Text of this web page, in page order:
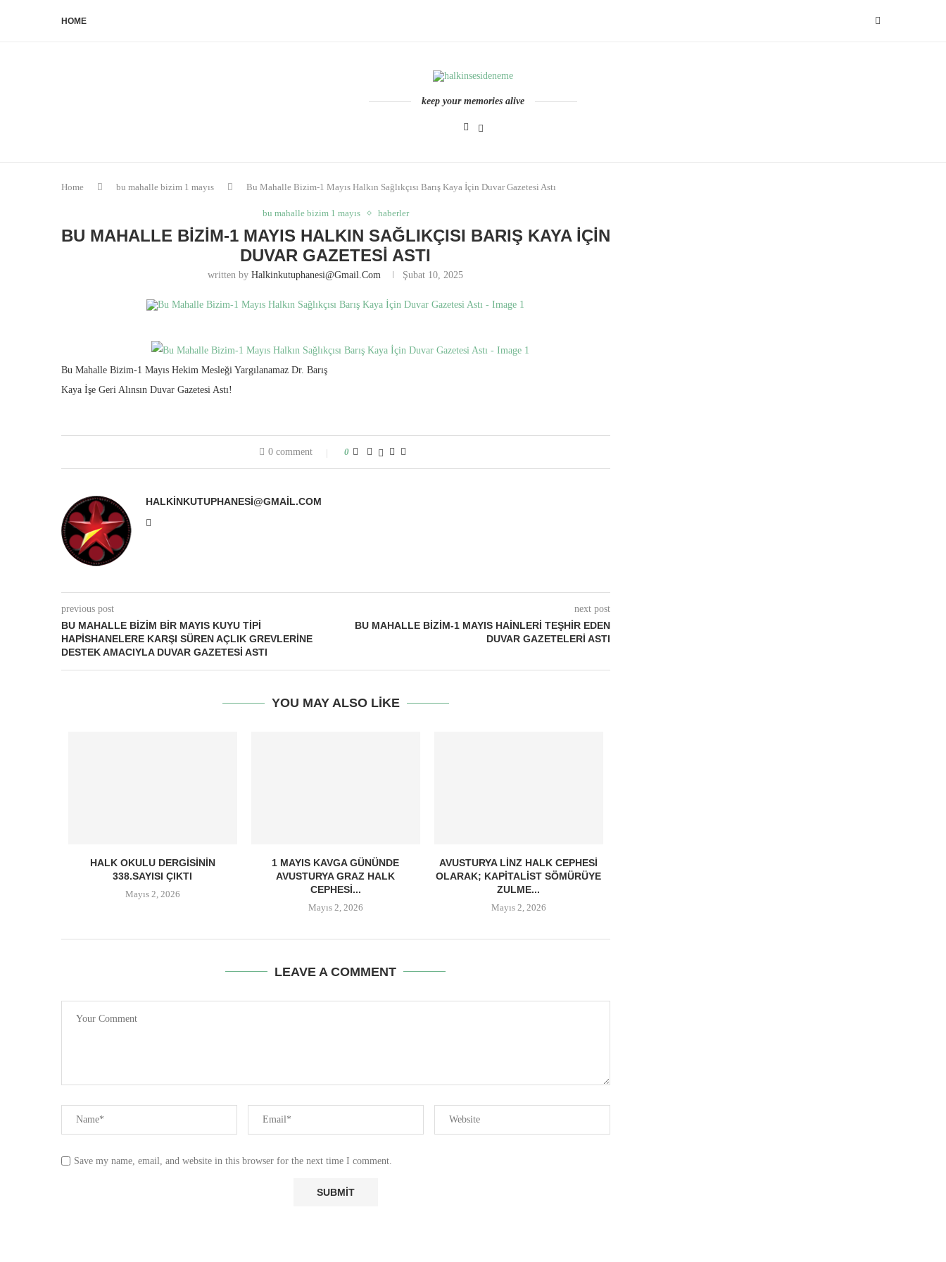
HOME
keep your memories alive
Home bu mahalle bizim 1 mayıs Bu Mahalle Bizim-1 Mayıs Halkın Sağlıkçısı Barış Kaya İçin Duvar Gazetesi Astı
bu mahalle bizim 1 mayıs haberler
BU MAHALLE BIZIM-1 MAYIS HALKIN SAĞLIKÇISI BARIŞ KAYA İÇIN
DUVAR GAZETESI ASTI
written byHalkinkutuphanesi@gmail.com Şubat 10, 2025
Bu Mahalle Bizim-1 Mayıs Hekim Mesleği Yargılanamaz Dr. Barış
Kaya İşe Geri Alınsın Duvar Gazetesi Astı!
0 comment 0
HALKINKUTUPHANESI@GMAIL.COM
previous post
BU MAHALLE BIZIM BIR MAYIS KUYU TIPI
HAPISHANELERE KARŞI SÜREN AÇLIK GREVLERINE
DESTEK AMACIYLA DUVAR GAZETESI ASTI
next post
BU MAHALLE BIZIM-1 MAYIS HAINLERI TEŞHIR EDEN
DUVAR GAZETELERI ASTI
YOU MAY ALSO LIKE
HALK OKULU DERGISININ
338.SAYISI ÇIKTI
Mayıs 2, 2026
1 MAYIS KAVGA GÜNÜNDE
AVUSTURYA GRAZ HALK
CEPHESI...
Mayıs 2, 2026
AVUSTURYA LINZ HALK CEPHESI
OLARAK; KAPITALIST SÖMÜRÜYE
ZULME...
Mayıs 2, 2026
LEAVE A COMMENT
Save my name, email, and website in this browser for the next time I comment.